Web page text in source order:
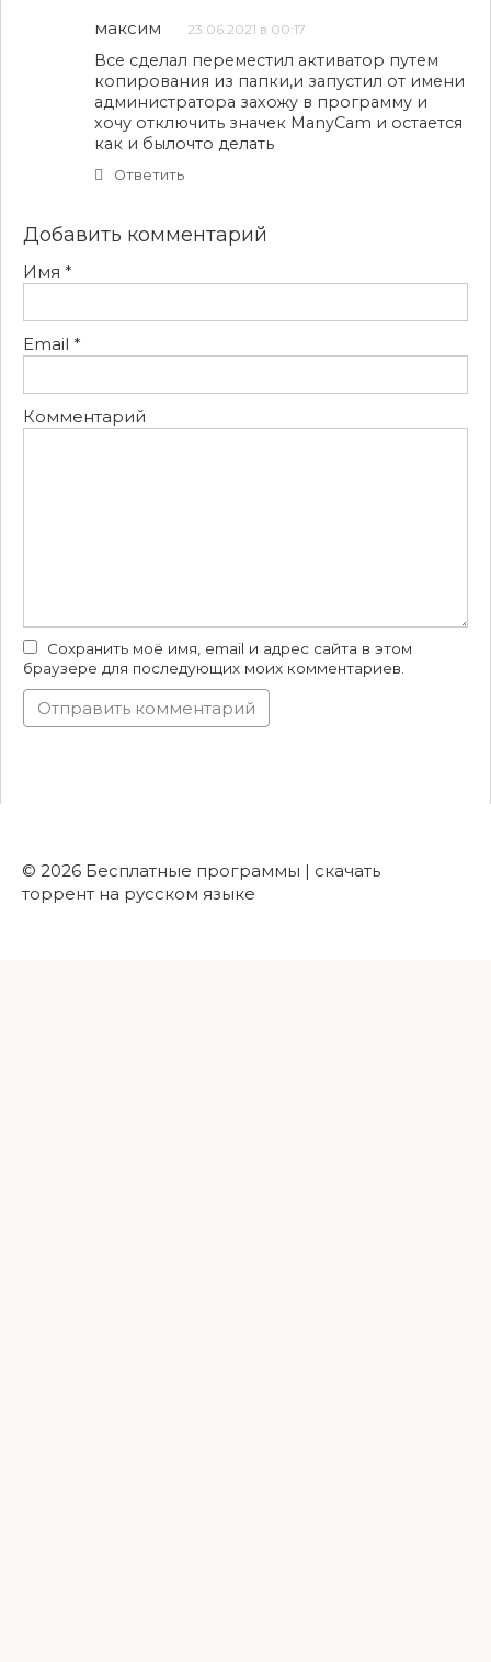
максим 23.06.2021 в 00:17
Все сделал переместил активатор путем
копирования из папки,и запустил от имени
администратора захожу в программу и
хочу отключить значек ManyCam и остается
как и былочто делать
Ответить
Добавить комментарий
Имя *
Email *
Комментарий
Сохранить моё имя, email и адрес сайта в этом
браузере для последующих моих комментариев.
© 2026 Бесплатные программы | скачать
торрент на русском языке